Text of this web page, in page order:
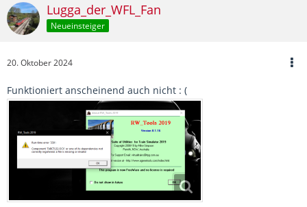
Lugga_der_WFL_Fan
Neueinsteiger
20. Oktober 2024
Funktioniert anscheinend auch nicht : (